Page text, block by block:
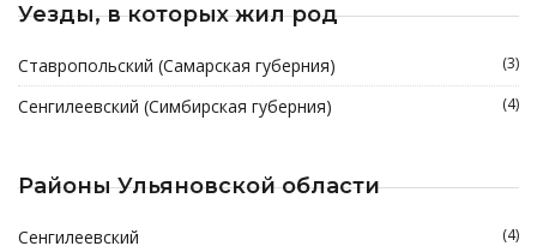
Уезды, в которых жил род
Ставропольский (Самарская губерния) (3)
Сенгилеевский (Симбирская губерния) (4)
Районы Ульяновской области
Сенгилеевский (4)